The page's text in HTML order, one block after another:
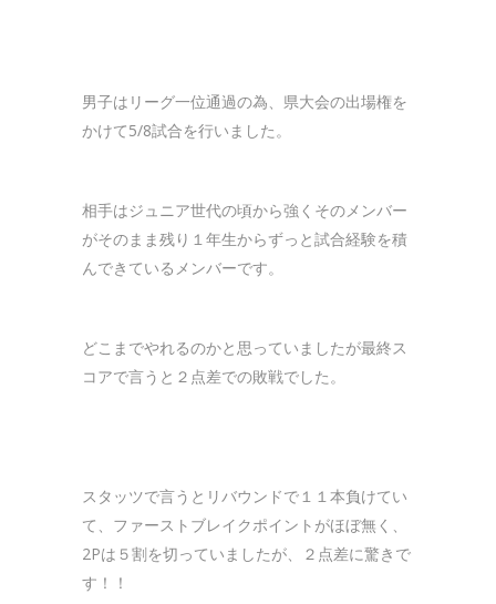
男子はリーグ一位通過の為、県大会の出場権を
かけて5/8試合を行いました。
相手はジュニア世代の頃から強くそのメンバー
がそのまま残り１年生からずっと試合経験を積
んできているメンバーです。
どこまでやれるのかと思っていましたが最終ス
コアで言うと２点差での敗戦でした。
スタッツで言うとリバウンドで１１本負けてい
て、ファーストブレイクポイントがほぼ無く、
2Pは５割を切っていましたが、２点差に驚きで
す！！